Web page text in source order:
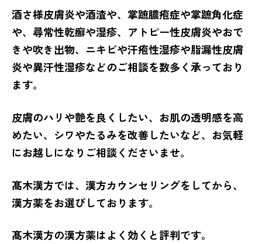
酒さ様皮膚炎や酒渣や、掌蹠膿疱症や掌蹠角化症
や、尋常性乾癬や湿疹、アトピー性皮膚炎やおで
きや吹き出物、ニキビや汗疱性湿疹や脂漏性皮膚
炎や異汗性湿疹などのご相談を数多く承っており
ます。
皮膚のハリや艶を良くしたい、お肌の透明感を高
めたい、シワやたるみを改善したいなど、お気軽
にお越しになりご相談くださいませ。
髙木漢方では、漢方カウンセリングをしてから、
漢方薬をお選びしております。
髙木漢方の漢方薬はよく効くと評判です。